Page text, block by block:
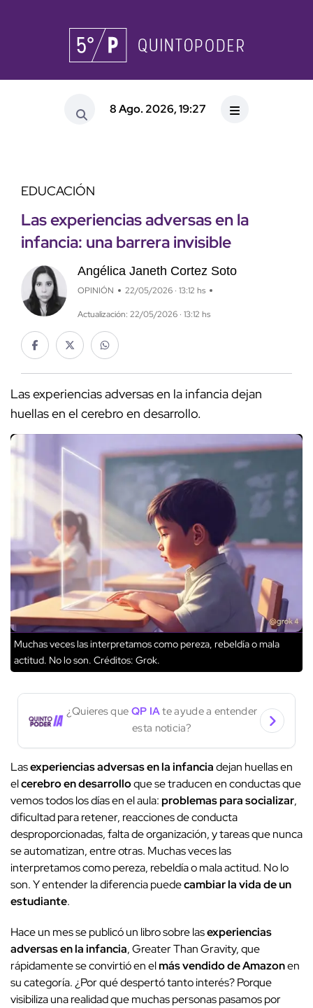
8 Ago. 2026, 19:27
EDUCACIÓN
Las experiencias adversas en la
infancia: una barrera invisible
Angélica Janeth Cortez Soto
OPINIÓN 22/05/2026 · 13:12 hs
Actualización: 22/05/2026 · 13:12 hs
Las experiencias adversas en la infancia dejan
huellas en el cerebro en desarrollo.
Muchas veces las interpretamos como pereza, rebeldía o mala
actitud. No lo son. Créditos: Grok.
¿Quieres que QP IAte ayude a entender
esta noticia?
Lasexperiencias adversas en la infanciadejan huellas en
elcerebro en desarrolloque se traducen en conductas que
vemos todos los días en el aula:problemas para socializar,
dificultad para retener, reacciones de conducta
desproporcionadas, falta de organización, y tareas que nunca
se automatizan, entre otras. Muchas veces las
interpretamos como pereza, rebeldía o mala actitud. No lo
son. Y entender la diferencia puedecambiar la vida de un
estudiante.
Hace un mes se publicó un libro sobre lasexperiencias
adversas en la infancia, Greater Than Gravity, que
rápidamente se convirtió en elmás vendido de Amazonen
su categoría. ¿Por qué despertó tanto interés? Porque
visibiliza una realidad que muchas personas pasamos por